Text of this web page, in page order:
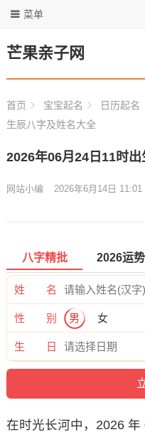
芒果亲子网
菜单
首页 宝宝起名 日历起名
生辰八字及姓名大全
2026年06月24日11时
网站小编 2026年6月14日 11:01
八字精批 2026运势
姓 名
性 别 男 女
生 日
在时光长河中，2026